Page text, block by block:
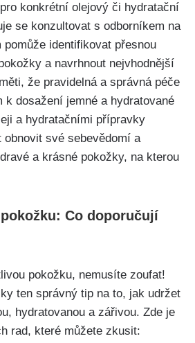
konkrétní⁣ olejový či hydratační
se konzultovat s odborníkem⁣ na
⁣identifikovat​ přesnou
a ​navrhnout nejvhodnější⁣
že​ pravidelná a správná péče
k dosažení jemné a⁢ hydratované
a hydratačními přípravky
obnovit své sebevědomí a
a krásné pokožky, na kterou
Co doporučují
pokožku,​ nemusíte ⁤zoufat!⁢
ten správný tip na to, jak udržet
hydratovanou a zářivou. Zde je
rad, které můžete zkusit: